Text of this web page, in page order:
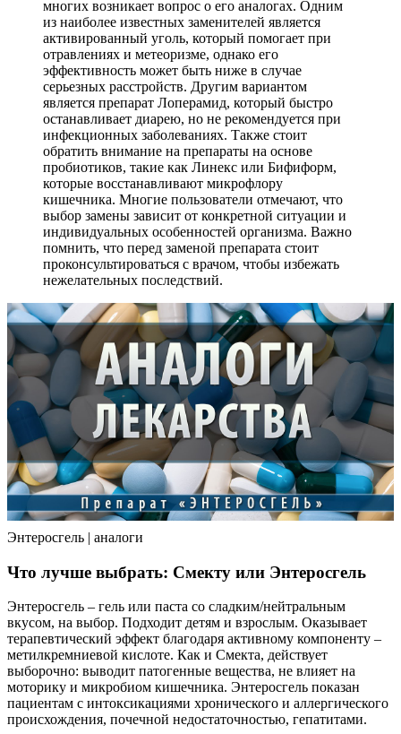
многих возникает вопрос о его аналогах. Одним
из наиболее известных заменителей является
активированный уголь, который помогает при
отравлениях и метеоризме, однако его
эффективность может быть ниже в случае
серьезных расстройств. Другим вариантом
является препарат Лоперамид, который быстро
останавливает диарею, но не рекомендуется при
инфекционных заболеваниях. Также стоит
обратить внимание на препараты на основе
пробиотиков, такие как Линекс или Бифиформ,
которые восстанавливают микрофлору
кишечника. Многие пользователи отмечают, что
выбор замены зависит от конкретной ситуации и
индивидуальных особенностей организма. Важно
помнить, что перед заменой препарата стоит
проконсультироваться с врачом, чтобы избежать
нежелательных последствий.
Энтеросгель | аналоги
Что лучше выбрать: Смекту или Энтеросгель
Энтеросгель – гель или паста со сладким/нейтральным
вкусом, на выбор. Подходит детям и взрослым. Оказывает
терапевтический эффект благодаря активному компоненту –
метилкремниевой кислоте. Как и Смекта, действует
выборочно: выводит патогенные вещества, не влияет на
моторику и микробиом кишечника. Энтеросгель показан
пациентам с интоксикациями хронического и аллергического
происхождения, почечной недостаточностью, гепатитами.